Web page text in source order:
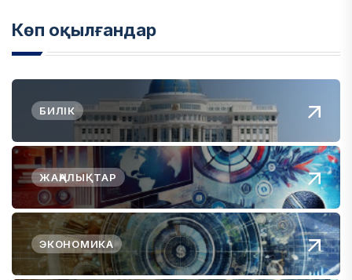
Көп оқылғандар
БИЛІК
ЖАҢАЛЫҚТАР
ЭКОНОМИКА